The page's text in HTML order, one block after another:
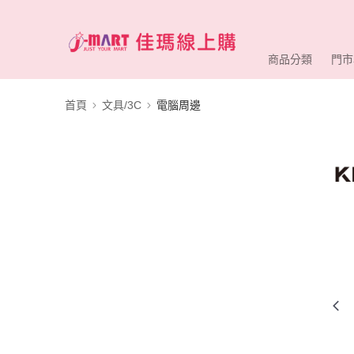
商品分類 門
首頁 文具/3C 電腦周邊